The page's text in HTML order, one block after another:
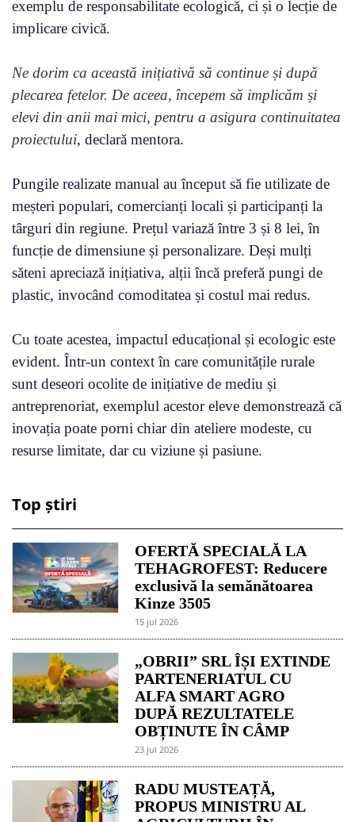
exemplu de responsabilitate ecologică, ci și o lecție de
implicare civică.
Ne dorim ca această inițiativă să continue și după
plecarea fetelor. De aceea, începem să implicăm și
elevi din anii mai mici, pentru a asigura continuitatea
proiectului, declară mentora.
Pungile realizate manual au început să fie utilizate de
meșteri populari, comercianți locali și participanți la
târguri din regiune. Prețul variază între 3 și 8 lei, în
funcție de dimensiune și personalizare. Deși mulți
săteni apreciază inițiativa, alții încă preferă pungi de
plastic, invocând comoditatea și costul mai redus.
Cu toate acestea, impactul educațional și ecologic este
evident. Într-un context în care comunitățile rurale
sunt deseori ocolite de inițiative de mediu și
antreprenoriat, exemplul acestor eleve demonstrează că
inovația poate porni chiar din ateliere modeste, cu
resurse limitate, dar cu viziune și pasiune.
Top știri
OFERTĂ SPECIALĂ LA
TEHAGROFEST: Reducere
exclusivă la semănătoarea
Kinze 3505
15 jul 2026
„OBRII” SRL ÎȘI EXTINDE
PARTENERIATUL CU
ALFA SMART AGRO
DUPĂ REZULTATELE
OBȚINUTE ÎN CÂMP
23 jul 2026
RADU MUSTEAȚĂ,
PROPUS MINISTRU AL